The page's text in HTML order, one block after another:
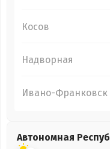
Косов
Надворная
Ивано-Франковск
Автономная